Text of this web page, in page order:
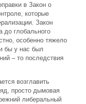
в Закон о
которые
Закон
до глобального
особенно тяжело
бы у нас был
– то последствия
возглавить
просто дымовая
либеральный